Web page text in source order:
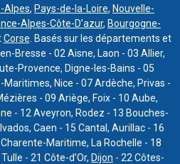
Alpes, Pays-de-la-Loire, Nouvelle-
Alpes-Côte-D’azur, Bourgogne-
Corse . Basés sur les départements et
Bresse - 02 Aisne, Laon - 03 Allier,
Provence, Digne-les-Bains - 05
Maritimes, Nice - 07 Ardèche, Privas -
- 09 Ariège, Foix - 10 Aube,
- 12 Aveyron, Rodez - 13 Bouches-
Caen - 15 Cantal, Aurillac - 16
Maritime, La Rochelle - 18
- 21 Côte-d’Or, Dijon - 22 Côtes-